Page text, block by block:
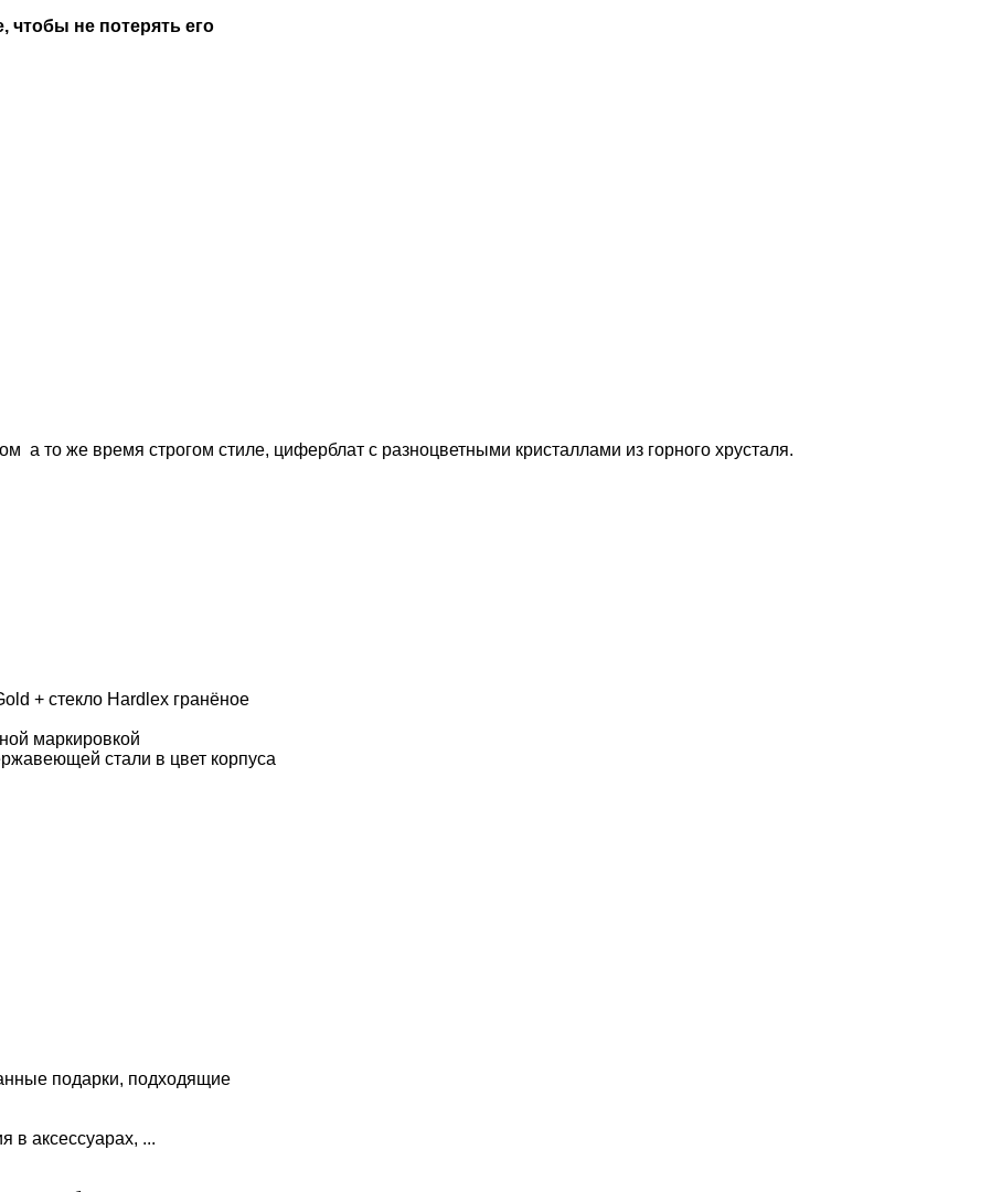
чтобы не потерять его
а то же время строгом стиле, циферблат с разноцветными кристаллами из горного хрусталя.
+ стекло Hardlex гранёное
маркировкой
стали в цвет корпуса
подарки, подходящие
в аксессуарах, ...